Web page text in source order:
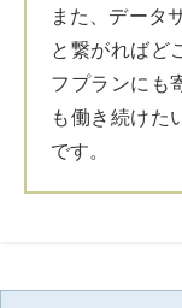
また、データ
と繋がればど
フプランにも
も働き続けた
です。